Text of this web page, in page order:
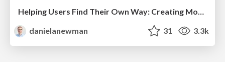
danielanewman
31 3.3k